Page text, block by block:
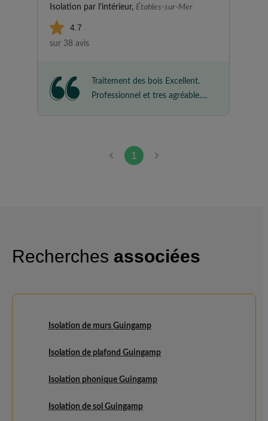
Isolation par l'intérieur, Étables-sur-Mer
4.7
sur 38 avis
Traitement des bois Excellent.
Professionnel et tres agréable.
1
Recherches associées
Isolation de murs Guingamp
Isolation de plafond Guingamp
Isolation phonique Guingamp
Isolation de sol Guingamp